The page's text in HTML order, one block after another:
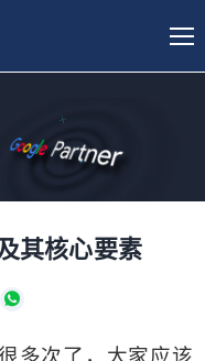
其核心要素
多次了，大家应该